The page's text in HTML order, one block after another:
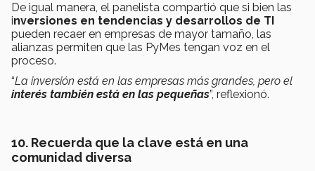
De igual manera, el panelista compartió que si bien las
inversiones en tendencias y desarrollos de TI
pueden recaer en empresas de mayor tamaño, las
alianzas permiten que las PyMes tengan voz en el
proceso.
“La inversión está en las empresas más grandes, pero el
interés también está en las pequeñas”, reflexionó.
10. Recuerda que la clave está en una
comunidad diversa